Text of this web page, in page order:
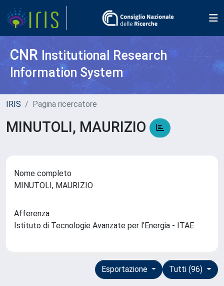
CNR Institutional Research
Information System
IRIS Pagina ricercatore
MINUTOLI, MAURIZIO
Nome completo
MINUTOLI, MAURIZIO
Afferenza
Istituto di Tecnologie Avanzate per l'Energia - ITAE
Tutti (96)
Esportazione